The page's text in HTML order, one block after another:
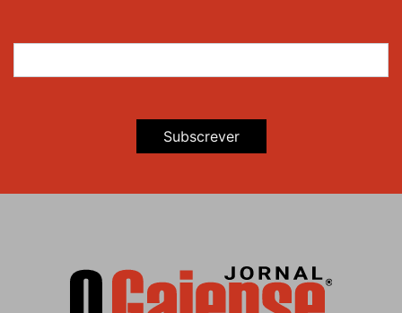
Subscrever